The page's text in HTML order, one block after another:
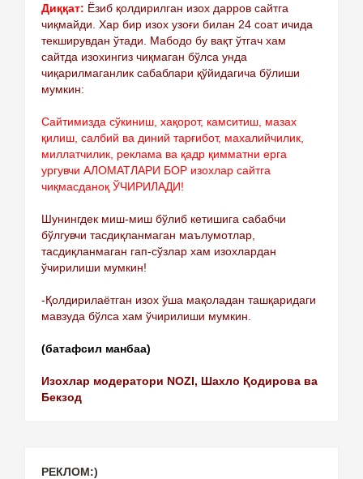
Диққат: Ёзиб қолдирилган изох дарров сайтга
чиқмайди. Хар бир изох узоғи билан 24 соат ичида
текширувдан ўтади. Мабодо бу вақт ўтгач хам
сайтда изохингиз чиқмаган бўлса унда
чиқарилмаганлик сабаблари қўйидагича бўлиши
мумкин:
Сайтимизда сўкиниш, хақорот, камситиш, мазах
қилиш, салбий ва диний тарғибот, махалийчилик,
миллатчилик, реклама ва қадр қимматни ерга
ургувчи АЛОМАТЛАРИ БОР изохлар сайтга
чиқмасданоқ ЎЧИРИЛАДИ!
Шунингдек миш-миш бўлиб кетишига сабабчи
бўлгувчи тасдиқланмаган маълумотлар,
тасдиқланмаган гап-сўзлар хам изохлардан
ўчирилиши мумкин!
-Қолдирилаётган изох ўша мақоладан ташқаридаги
мавзуда бўлса хам ўчирилиши мумкин.
(батафсил манбаа)
Изохлар модератори NOZI, Шахло Қодирова ва
Бекзод
РЕКЛОМ:)